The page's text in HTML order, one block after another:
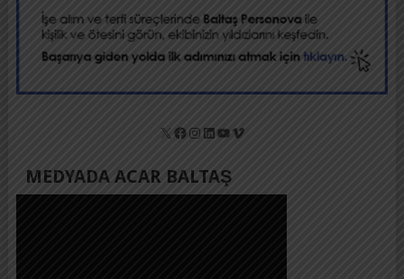
X Facebook
Instagram
LinkedIn
YouTube
Vimeo
MEDYADA ACAR BALTAŞ